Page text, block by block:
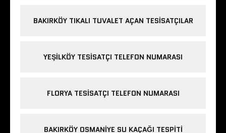
BAKIRKÖY TIKALI TUVALET AÇAN TESISATÇILAR
YEŞILKÖY TESISATÇI TELEFON NUMARASI
FLORYA TESISATÇI TELEFON NUMARASI
BAKIRKÖY OSMANIYE SU KAÇAĞI TESPITI